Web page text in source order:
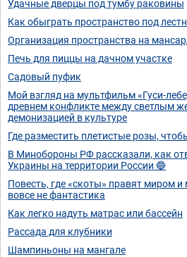
Удачные дверцы под тумбу раковины
Как обыграть пространство под
Организация пространства на
Печь для пиццы на дачном участке
Садовый пуфик
Мой взгляд на мультфильм «Гуси-
древнем конфликте между светлым
демонизацией в культуре
Где разместить плетистые розы,
В Минобороны РФ рассказали, как
Украины на территории России 🔵
Повесть, где «скоты» правят миром
вовсе не фантастика
Как легко надуть матрас или бассейн
Рассада для клубники
Шампиньоны на мангале